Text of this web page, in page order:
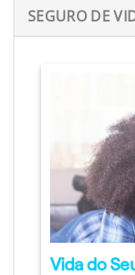
SEGURO DE
Vida do